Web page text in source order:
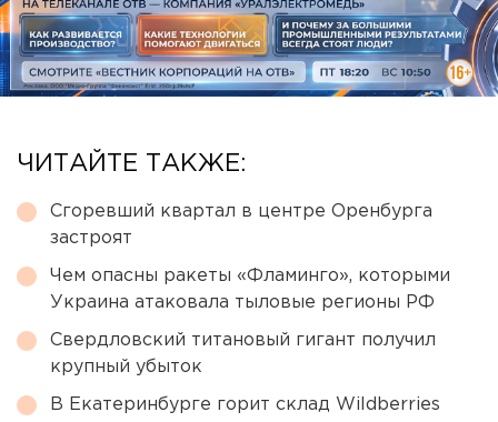
ЧИТАЙТЕ ТАКЖЕ:
Сгоревший квартал в центре Оренбурга
застроят
Чем опасны ракеты «Фламинго», которыми
Украина атаковала тыловые регионы РФ
Свердловский титановый гигант получил
крупный убыток
В Екатеринбурге горит склад Wildberries